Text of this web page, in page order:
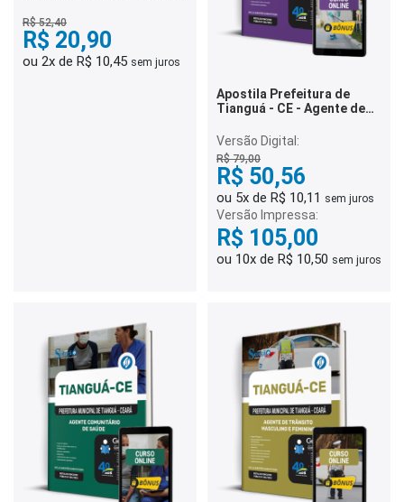
Questões
R$ 52,40
R$ 20,90
ou 2x de R$ 10,45 sem juros
Apostila Prefeitura de
Tianguá - CE - Agente de
Versão Digital:
R$ 79,00
R$ 50,56
ou 5x de R$ 10,11 sem juros
Versão Impressa:
R$ 105,00
ou 10x de R$ 10,50 sem juros